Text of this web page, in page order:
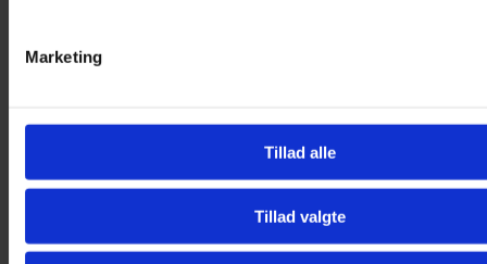
Marketing
Tillad alle
Tillad valgte